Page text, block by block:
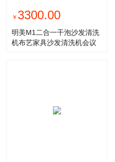
￥ 3300.00
明美M1二合一干泡沙发清洗
机布艺家具沙发清洗机会议